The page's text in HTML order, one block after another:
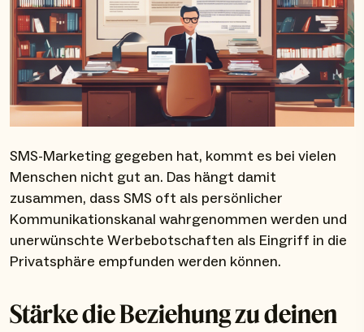
SMS-Marketing gegeben hat, kommt es bei vielen
Menschen nicht gut an. Das hängt damit
zusammen, dass SMS oft als persönlicher
Kommunikationskanal wahrgenommen werden und
unerwünschte Werbebotschaften als Eingriff in die
Privatsphäre empfunden werden können.
Stärke die Beziehung zu deinen